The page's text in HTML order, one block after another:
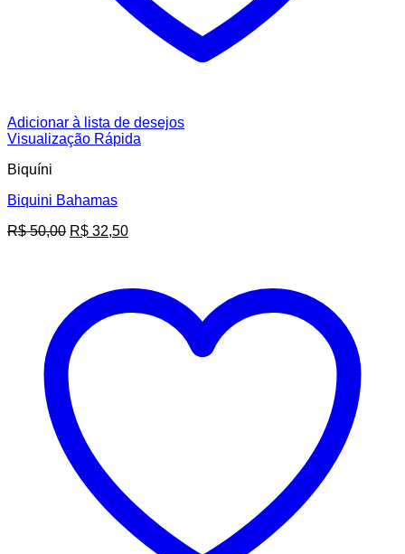
Adicionar à lista de desejos
Visualização Rápida
Biquíni
Biquini Bahamas
R$50,00 O
R$ 50,00.
R$ 32,50O
R$ 32,50.